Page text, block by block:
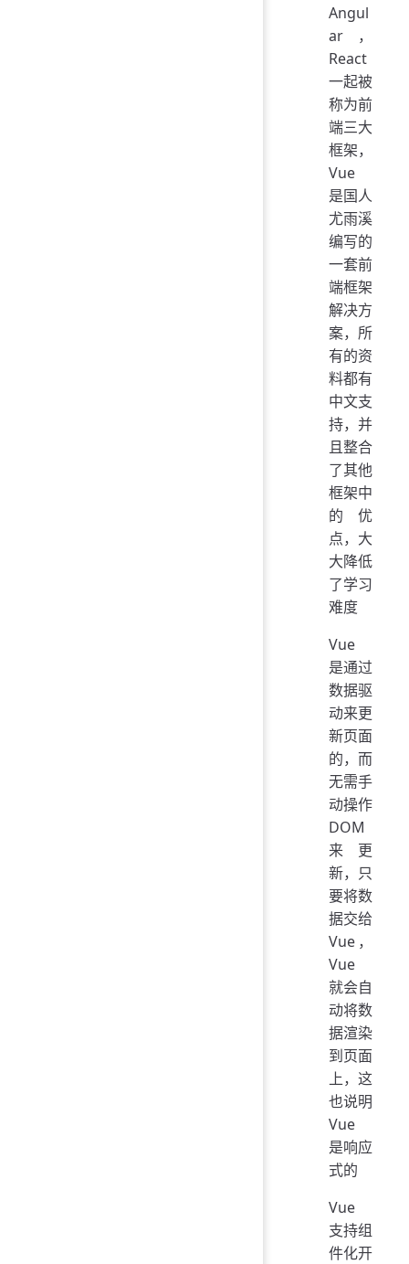
Angul
ar，
React
一起被
称为前
端三大
框架，
Vue
是国人
尤雨溪
编写的
一套前
端框架
解决方
案，所
有的资
料都有
中文支
持，并
且整合
了其他
框架中
的优
点，大
大降低
了学习
难度
Vue
是通过
数据驱
动来更
新页面
的，而
无需手
动操作
DOM
来更
新，只
要将数
据交给
Vue，
Vue
就会自
动将数
据渲染
到页面
上，这
也说明
Vue
是响应
式的
Vue
支持组
件化开